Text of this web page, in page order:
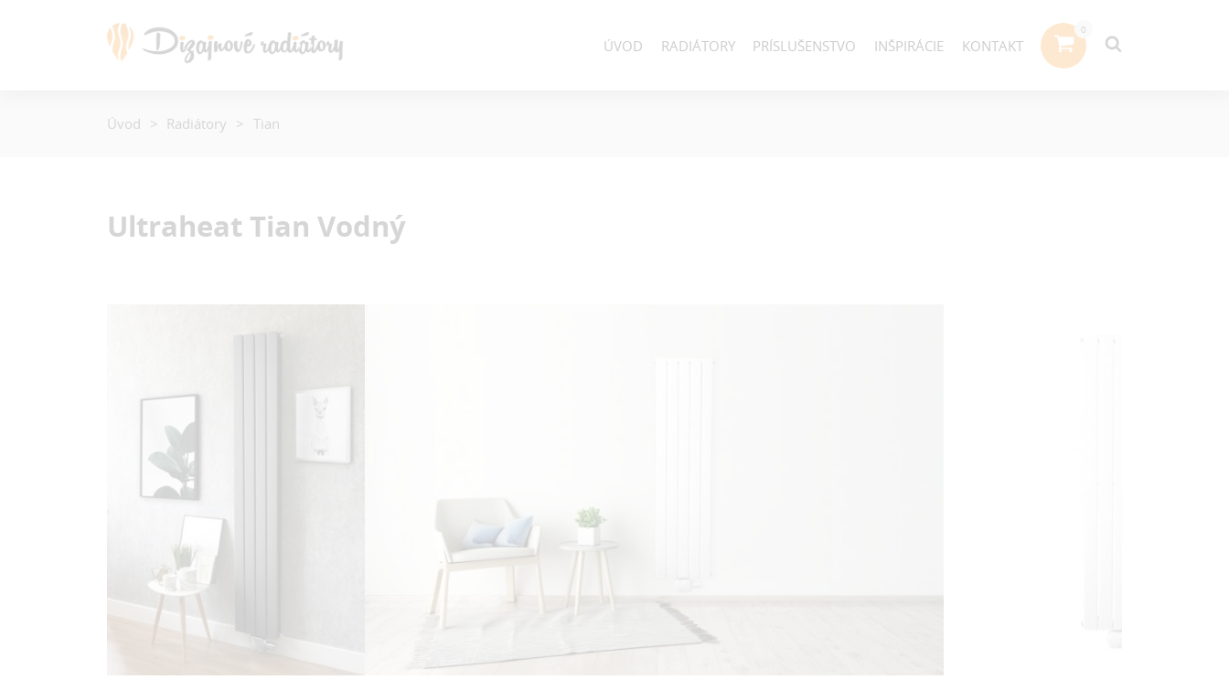
Ultraheat Tian Vodný
Úvod Radiátory Tian
ÚVOD RADIÁTORY PRÍSLUŠENSTVO INŠPIRÁCIE KONTAKT